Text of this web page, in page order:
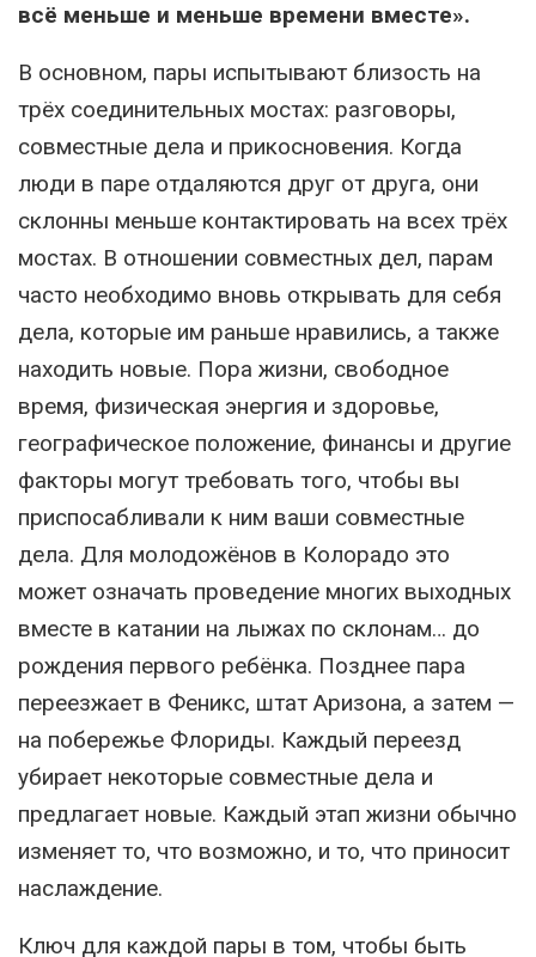
всё меньше и меньше времени вместе».
В основном, пары испытывают близость на
трёх соединительных мостах: разговоры,
совместные дела и прикосновения. Когда
люди в паре отдаляются друг от друга, они
склонны меньше контактировать на всех трёх
мостах. В отношении совместных дел, парам
часто необходимо вновь открывать для себя
дела, которые им раньше нравились, а также
находить новые. Пора жизни, свободное
время, физическая энергия и здоровье,
географическое положение, финансы и другие
факторы могут требовать того, чтобы вы
приспосабливали к ним ваши совместные
дела. Для молодожёнов в Колорадо это
может означать проведение многих выходных
вместе в катании на лыжах по склонам… до
рождения первого ребёнка. Позднее пара
переезжает в Феникс, штат Аризона, а затем —
на побережье Флориды. Каждый переезд
убирает некоторые совместные дела и
предлагает новые. Каждый этап жизни обычно
изменяет то, что возможно, и то, что приносит
наслаждение.
Ключ для каждой пары в том, чтобы быть